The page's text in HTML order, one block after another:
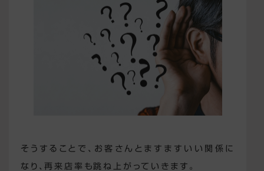
そうすることで、お客さんとますますいい関係に
なり、再来店率も跳ね上がっていきます。